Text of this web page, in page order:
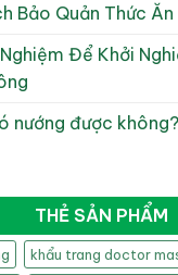
Bảo Quản Thức
Để Khởi
nướng được
THẺ SẢN PHẨM
khẩu trang doctor